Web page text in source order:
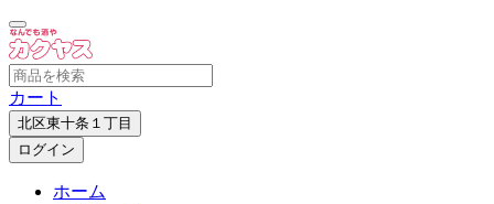
カート
北区東十条１丁目
ログイン
ホーム